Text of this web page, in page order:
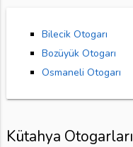
Bilecik Otogarı
Bozüyük Otogarı
Osmaneli Otogarı
Kütahya Otogarları